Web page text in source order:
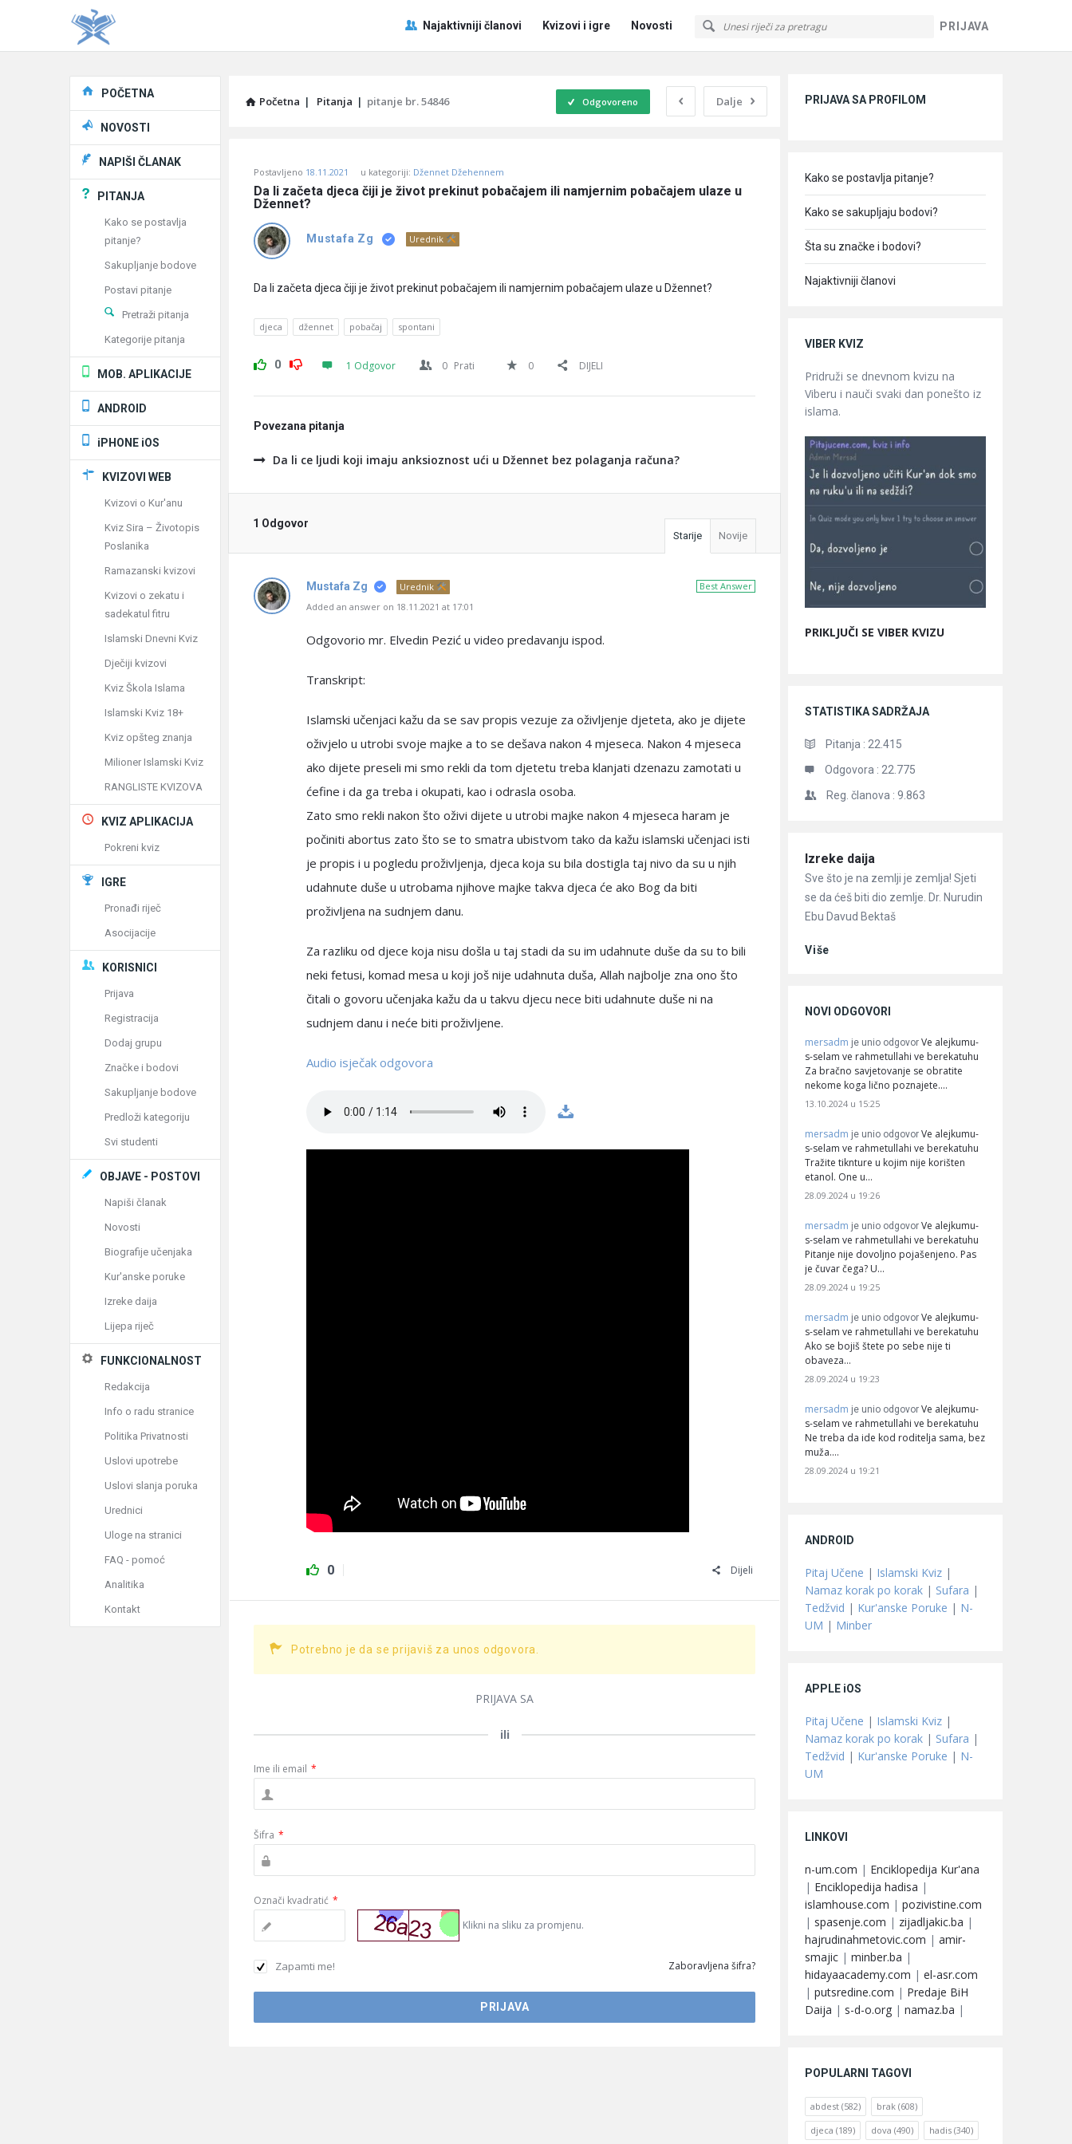
PRIJAVA
Pitaj
Učene
Navigacija
Najaktivniji članovi Kvizovi i igre Novosti
Početna | Pitanja | pitanje br. 54846 Dalje
Odgovoreno
Učene
Latest
Pitanja
Postavljeno 18.11.2021 u kategoriji: Džennet Džehennem
Da li začeta djeca čiji je život prekinut pobačajem ili namjernim pobačajem ulaze u
Džennet?
Mustafa Zg Urednik
Da li začeta djeca čiji je život prekinut pobačajem ili namjernim pobačajem ulaze u Džennet?
djeca džennet pobačaj spontani
0 1 Odgovor 0 Prati 0 DIJELI
Povezana pitanja
Da li ce ljudi koji imaju anksioznost ući u Džennet bez polaganja računa?
1 Odgovor
Starije Novije
Best Answer
Mustafa Zg
Urednik
Added an answer on 18.11.2021 at 17:01
Odgovorio mr. Elvedin Pezić u video predavanju ispod.
Transkript:
Islamski učenjaci kažu da se sav propis vezuje za oživljenje djeteta, ako je dijete
oživjelo u utrobi svoje majke a to se dešava nakon 4 mjeseca. Nakon 4 mjeseca
ako dijete preseli mi smo rekli da tom djetetu treba klanjati dzenazu zamotati u
ćefine i da ga treba i okupati, kao i odrasla osoba.
Zato smo rekli nakon što oživi dijete u utrobi majke nakon 4 mjeseca haram je
počiniti abortus zato što se to smatra ubistvom tako da kažu islamski učenjaci isti
je propis i u pogledu proživljenja, djeca koja su bila dostigla taj nivo da su u njih
udahnute duše u utrobama njihove majke takva djeca će ako Bog da biti
proživljena na sudnjem danu.
Za razliku od djece koja nisu došla u taj stadi da su im udahnute duše da su to bili
neki fetusi, komad mesa u koji još nije udahnuta duša, Allah najbolje zna ono što
čitali o govoru učenjaka kažu da u takvu djecu nece biti udahnute duše ni na
sudnjem danu i neće biti proživljene.
Audio isječak odgovora
0 Dijeli
Potrebno je da se prijaviš za unos odgovora.
PRIJAVA SA
ili
Ime ili email *
Šifra *
Označi kvadratić *
Klikni na sliku za promjenu.
Zapamti me! Zaboravljena šifra?
PRIJAVA SA PROFILOM
Kako se postavlja pitanje?
Kako se sakupljaju bodovi?
Šta su značke i bodovi?
Najaktivniji članovi
VIBER KVIZ
Pridruži se dnevnom kvizu na
Viberu i nauči svaki dan ponešto iz
islama.
PRIKLJUČI SE VIBER KVIZU
STATISTIKA SADRŽAJA
Pitanja : 22.415
Odgovora : 22.775
Reg. članova : 9.863
Članci
Izreke daija
Sve što je na zemlji je zemlja! Sjeti
se da ćeš biti dio zemlje. Dr. Nurudin
Ebu Davud Bektaš
Više
NOVI ODGOVORI
mersadm je unio odgovor Ve alejkumu-
s-selam ve rahmetullahi ve berekatuhu
Za bračno savjetovanje se obratite
nekome koga lično poznajete.…
13.10.2024 u 15:25
mersadm je unio odgovor Ve alejkumu-
s-selam ve rahmetullahi ve berekatuhu
Tražite tiknture u kojim nije korišten
etanol. One u…
28.09.2024 u 19:26
mersadm je unio odgovor Ve alejkumu-
s-selam ve rahmetullahi ve berekatuhu
Pitanje nije dovoljno pojašenjeno. Pas
je čuvar čega? U…
28.09.2024 u 19:25
mersadm je unio odgovor Ve alejkumu-
s-selam ve rahmetullahi ve berekatuhu
Ako se bojiš štete po sebe nije ti
obaveza…
28.09.2024 u 19:23
mersadm je unio odgovor Ve alejkumu-
s-selam ve rahmetullahi ve berekatuhu
Ne treba da ide kod roditelja sama, bez
muža.…
28.09.2024 u 19:21
ANDROID
Pitaj Učene | Islamski Kviz |
Namaz korak po korak | Sufara |
Tedžvid | Kur'anske Poruke | N-
UM | Minber
APPLE iOS
Pitaj Učene | Islamski Kviz |
Namaz korak po korak | Sufara |
Tedžvid | Kur'anske Poruke | N-
UM
LINKOVI
n-um.com | Enciklopedija Kur'ana
| Enciklopedija hadisa |
islamhouse.com | pozivistine.com
| spasenje.com | zijadljakic.ba |
hajrudinahmetovic.com | amir-
smajic | minber.ba |
hidayaacademy.com | el-asr.com
| putsredine.com | Predaje BiH
Daija | s-d-o.org | namaz.ba |
POPULARNI TAGOVI
abdest (582) brak (608)
djeca (189) dova (490) hadis (340)
Explore
POČETNA
NOVOSTI
NAPIŠI ČLANAK
PITANJA
Kako se postavlja
pitanje?
Sakupljanje bodove
Postavi pitanje
Pretraži pitanja
Kategorije pitanja
MOB. APLIKACIJE
ANDROID
iPHONE iOS
KVIZOVI WEB
Kvizovi o Kur'anu
Kviz Sira – Životopis
Poslanika
Ramazanski kvizovi
Kvizovi o zekatu i
sadekatul fitru
Islamski Dnevni Kviz
Dječiji kvizovi
Kviz Škola Islama
Islamski Kviz 18+
Kviz opšteg znanja
Milioner Islamski Kviz
RANGLISTE KVIZOVA
KVIZ APLIKACIJA
Pokreni kviz
IGRE
Pronađi riječ
Asocijacije
KORISNICI
Prijava
Registracija
Dodaj grupu
Značke i bodovi
Sakupljanje bodove
Predloži kategoriju
Svi studenti
OBJAVE - POSTOVI
Napiši članak
Novosti
Biografije učenjaka
Kur'anske poruke
Izreke daija
Lijepa riječ
FUNKCIONALNOST
Redakcija
Info o radu stranice
Politika Privatnosti
Uslovi upotrebe
Uslovi slanja poruka
Urednici
Uloge na stranici
FAQ - pomoć
Analitika
Kontakt